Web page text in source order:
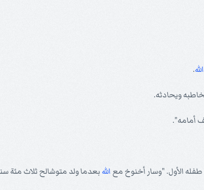
الله.
ويحادثه.
أمامه".
طفله الأول. "وسار أخنوخ مع الله بعدما ولد متوشالح ثلاث مئة